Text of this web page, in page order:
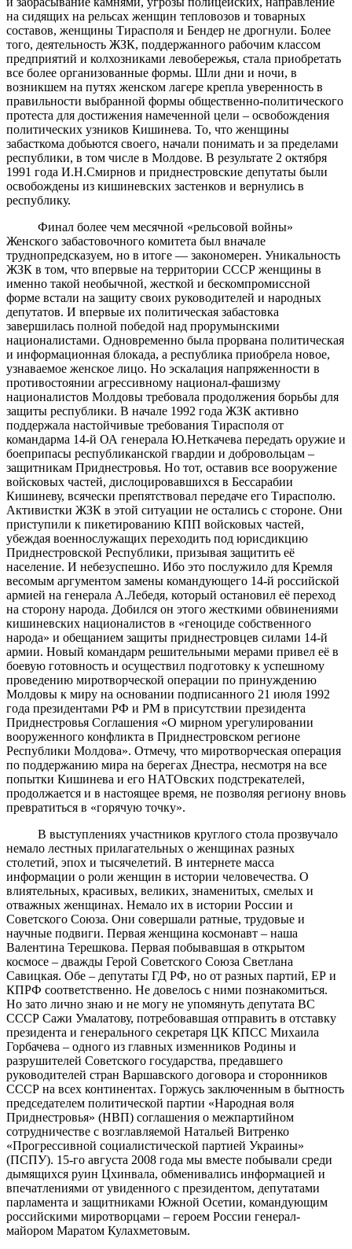
на сидящих на рельсах женщин тепловозов и товарных
составов, женщины Тирасполя и Бендер не дрогнули. Более
того, деятельность ЖЗК, поддержанного рабочим классом
предприятий и колхозниками левобережья, стала приобретать
все более организованные формы. Шли дни и ночи, в
возникшем на путях женском лагере крепла уверенность в
правильности выбранной формы общественно-политического
протеста для достижения намеченной цели – освобождения
политических узников Кишинева. То, что женщины
забасткома добьются своего, начали понимать и за пределами
республики, в том числе в Молдове. В результате 2 октября
1991 года И.Н.Смирнов и приднестровские депутаты были
освобождены из кишиневских застенков и вернулись в
республику.
Финал более чем месячной «рельсовой войны»
Женского забастовочного комитета был вначале
труднопредсказуем, но в итоге — закономерен. Уникальность
ЖЗК в том, что впервые на территории СССР женщины в
именно такой необычной, жесткой и бескомпромиссной
форме встали на защиту своих руководителей и народных
депутатов. И впервые их политическая забастовка
завершилась полной победой над прорумынскими
националистами. Одновременно была прорвана политическая
и информационная блокада, а республика приобрела новое,
узнаваемое женское лицо. Но эскалация напряженности в
противостоянии агрессивному национал-фашизму
националистов Молдовы требовала продолжения борьбы для
защиты республики. В начале 1992 года ЖЗК активно
поддержала настойчивые требования Тирасполя от
командарма 14-й ОА генерала Ю.Неткачева передать оружие и
боеприпасы республиканской гвардии и добровольцам –
защитникам Приднестровья. Но тот, оставив все вооружение
войсковых частей, дислоцировавшихся в Бессарабии
Кишиневу, всячески препятствовал передаче его Тирасполю.
Активистки ЖЗК в этой ситуации не остались с стороне. Они
приступили к пикетированию КПП войсковых частей,
убеждая военнослужащих переходить под юрисдикцию
Приднестровской Республики, призывая защитить её
население. И небезуспешно. Ибо это послужило для Кремля
весомым аргументом замены командующего 14-й российской
армией на генерала А.Лебедя, который остановил её переход
на сторону народа. Добился он этого жесткими обвинениями
кишиневских националистов в «геноциде собственного
народа» и обещанием защиты приднестровцев силами 14-й
армии. Новый командарм решительными мерами привел её в
боевую готовность и осуществил подготовку к успешному
проведению миротворческой операции по принуждению
Молдовы к миру на основании подписанного 21 июля 1992
года президентами РФ и РМ в присутствии президента
Приднестровья Соглашения «О мирном урегулировании
вооруженного конфликта в Приднестровском регионе
Республики Молдова». Отмечу, что миротворческая операция
по поддержанию мира на берегах Днестра, несмотря на все
попытки Кишинева и его НАТОвских подстрекателей,
продолжается и в настоящее время, не позволяя региону вновь
превратиться в «горячую точку».
В выступлениях участников круглого стола прозвучало
немало лестных прилагательных о женщинах разных
столетий, эпох и тысячелетий. В интернете масса
информации о роли женщин в истории человечества. О
влиятельных, красивых, великих, знаменитых, смелых и
отважных женщинах. Немало их в истории России и
Советского Союза. Они совершали ратные, трудовые и
научные подвиги. Первая женщина космонавт – наша
Валентина Терешкова. Первая побывавшая в открытом
космосе – дважды Герой Советского Союза Светлана
Савицкая. Обе – депутаты ГД РФ, но от разных партий, ЕР и
КПРФ соответственно. Не довелось с ними познакомиться.
Но зато лично знаю и не могу не упомянуть депутата ВС
СССР Сажи Умалатову, потребовавшая отправить в отставку
президента и генерального секретаря ЦК КПСС Михаила
Горбачева – одного из главных изменников Родины и
разрушителей Советского государства, предавшего
руководителей стран Варшавского договора и сторонников
СССР на всех континентах. Горжусь заключенным в бытность
председателем политической партии «Народная воля
Приднестровья» (НВП) соглашения о межпартийном
сотрудничестве с возглавляемой Натальей Витренко
«Прогрессивной социалистической партией Украины»
(ПСПУ). 15-го августа 2008 года мы вместе побывали среди
дымящихся руин Цхинвала, обменивались информацией и
впечатлениями от увиденного с президентом, депутатами
парламента и защитниками Южной Осетии, командующим
российскими миротворцами – героем России генерал-
майором Маратом Кулахметовым.